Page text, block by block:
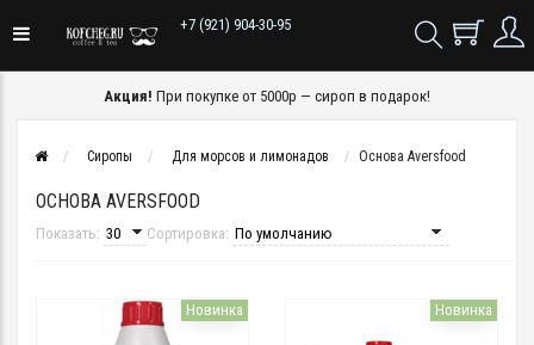
+7 (921) 904-30-95
Акция! При покупке от 5000р — сироп в подарок!
Сиропы Для морсов и лимонадов Основа Aversfood
ОСНОВА AVERSFOOD
Показать: Сортировка:
Новинка Новинка